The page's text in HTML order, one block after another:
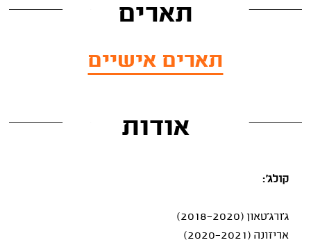
תארים
תארים אישיים
אודות
קולג':
ג'ורג'טאון (2018-2020)
אריזונה (2020-2021)